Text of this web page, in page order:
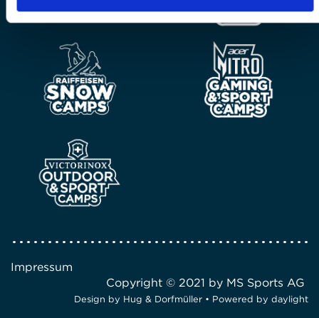
Impressum
Copyright © 2021 by MS Sports AG
Design by Hug & Dorfmüller • Powered by daylight